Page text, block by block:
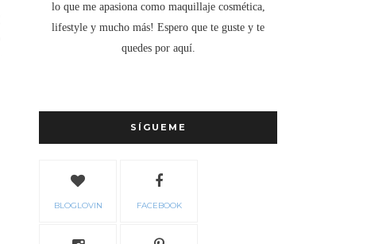
lo que me apasiona como maquillaje cosmética,
lifestyle y mucho más! Espero que te guste y te
quedes por aquí.
SÍGUEME
BLOGLOVIN FACEBOOK